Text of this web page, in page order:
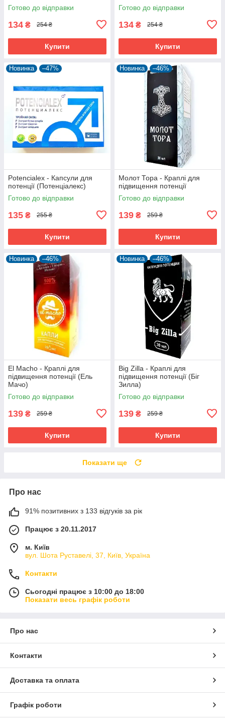
Готово до відправки
134 ₴ 254 ₴
Купити
Готово до відправки
134 ₴ 254 ₴
Купити
Новинка –47%
Potencialex - Капсули для
потенції (Потенціалекс)
Готово до відправки
135 ₴ 255 ₴
Купити
Новинка –46%
Молот Тора - Краплі для
підвищення потенції
Готово до відправки
139 ₴ 259 ₴
Купити
Новинка –46%
El Macho - Краплі для
підвищення потенції (Ель
Мачо)
Готово до відправки
139 ₴ 259 ₴
Купити
Новинка –46%
Big Zilla - Краплі для
підвищення потенції (Біг
Зилла)
Готово до відправки
139 ₴ 259 ₴
Купити
Показати ще
Про нас
91% позитивних з 133 відгуків за рік
Працює з 20.11.2017
м. Київ
вул. Шота Руставелі, 37, Київ, Україна
Контакти
Сьогодні працює з 10:00 до 18:00
Показати весь графік роботи
Про нас
Контакти
Доставка та оплата
Графік роботи